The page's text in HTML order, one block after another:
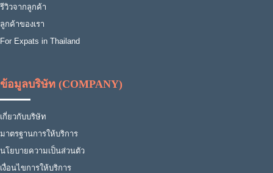
รีวิวจากลูกค้า
ลูกค้าของเรา
For Expats in Thailand
ข้อมูลบริษัท (COMPANY)
เกี่ยวกับบริษัท
มาตรฐานการให้บริการ
นโยบายความเป็นส่วนตัว
เงื่อนไขการให้บริการ